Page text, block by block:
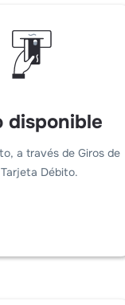
disponible
a través de Giros de
Débito.